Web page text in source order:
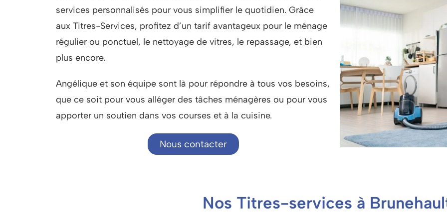
services personnalisés pour vous simplifier le quotidien. Grâce
aux Titres-Services, profitez d’un tarif avantageux pour le ménage
régulier ou ponctuel, le nettoyage de vitres, le repassage, et bien
plus encore.
Angélique et son équipe sont là pour répondre à tous vos besoins,
que ce soit pour vous alléger des tâches ménagères ou pour vous
apporter un soutien dans vos courses et à la cuisine.
Nous contacter
Nos Titres-services à